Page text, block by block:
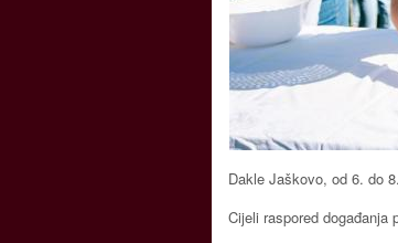
Dakle Jaškovo, od 6. do
Cijeli raspored događanja